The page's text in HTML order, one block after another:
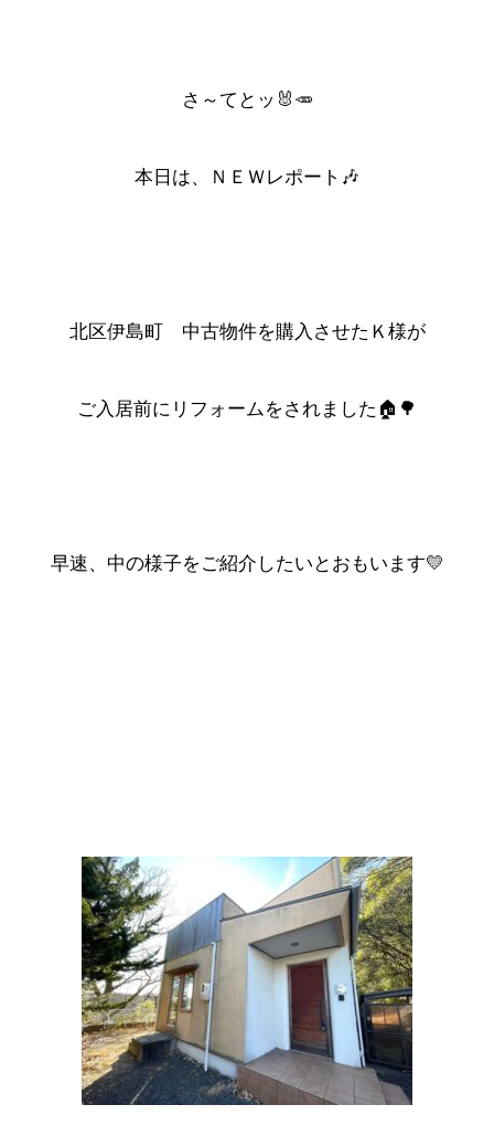
さ～てとッ🐰🥕
本日は、ＮＥＷレポート🎶
北区伊島町 中古物件を購入させたＫ様が
ご入居前にリフォームをされました🏠🌳
早速、中の様子をご紹介したいとおもいます💛